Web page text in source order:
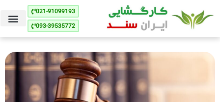
021-91099193
093-39535772